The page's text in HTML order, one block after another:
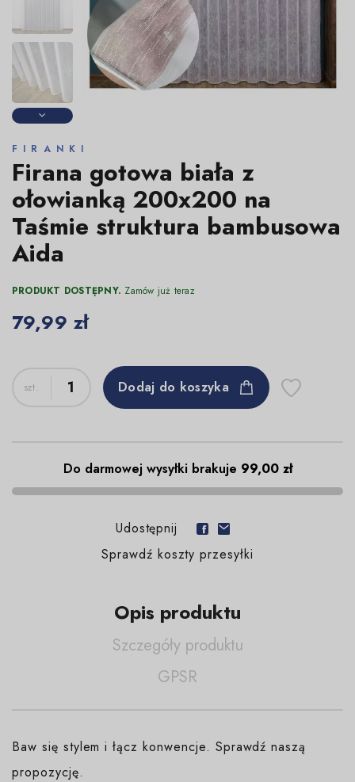
FIRANKI
Firana gotowa biała z
ołowianką 200x200 na
Taśmie struktura bambusowa
Aida
PRODUKT DOSTĘPNY. Zamów już teraz
79,99 zł
Dodaj do koszyka
Do darmowej wysyłki brakuje 99,00 zł
Udostępnij
Sprawdź koszty przesyłki
Opis produktu
Szczegóły produktu
GPSR
Baw się stylem i łącz konwencje. Sprawdź naszą
propozycję.